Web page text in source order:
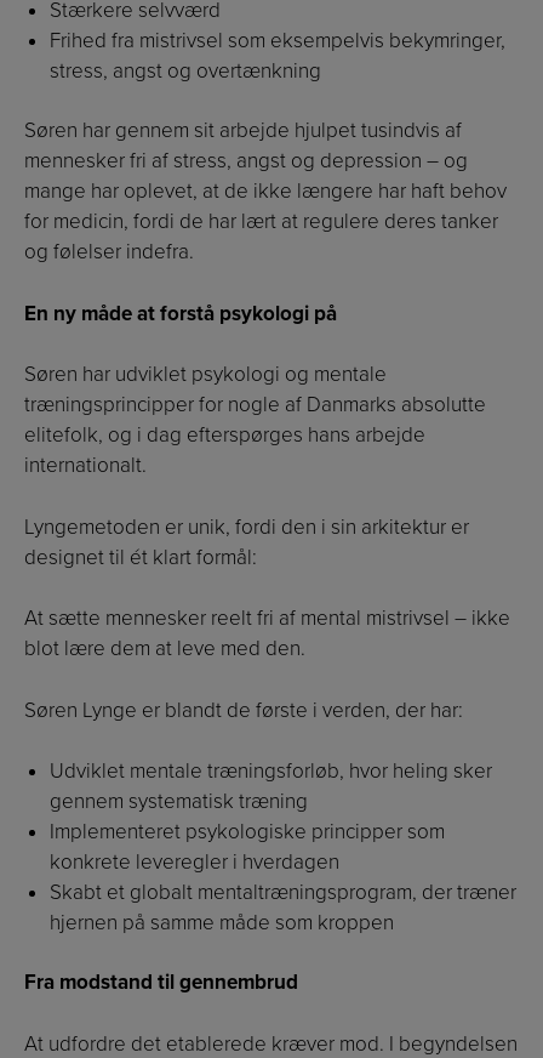
Stærkere selvværd
Frihed fra mistrivsel som eksempelvis bekymringer,
stress, angst og overtænkning
Søren har gennem sit arbejde hjulpet tusindvis af
mennesker fri af stress, angst og depression – og
mange har oplevet, at de ikke længere har haft behov
for medicin, fordi de har lært at regulere deres tanker
og følelser indefra.
En ny måde at forstå psykologi på
Søren har udviklet psykologi og mentale
træningsprincipper for nogle af Danmarks absolutte
elitefolk, og i dag efterspørges hans arbejde
internationalt.
Lyngemetoden er unik, fordi den i sin arkitektur er
designet til ét klart formål:
At sætte mennesker reelt fri af mental mistrivsel – ikke
blot lære dem at leve med den.
Søren Lynge er blandt de første i verden, der har:
Udviklet mentale træningsforløb, hvor heling sker
gennem systematisk træning
Implementeret psykologiske principper som
konkrete leveregler i hverdagen
Skabt et globalt mentaltræningsprogram, der træner
hjernen på samme måde som kroppen
Fra modstand til gennembrud
At udfordre det etablerede kræver mod. I begyndelsen